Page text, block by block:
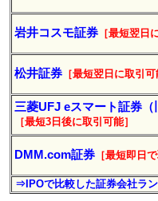
岩井コスモ証券 ［最短翌日
松井証券 ［最短翌日に取引可
三菱UFJ eスマート証券（
［最短3日後に取引可能］
DMM.com証券 ［最短即日
⇒IPOで比較した証券会社ラン